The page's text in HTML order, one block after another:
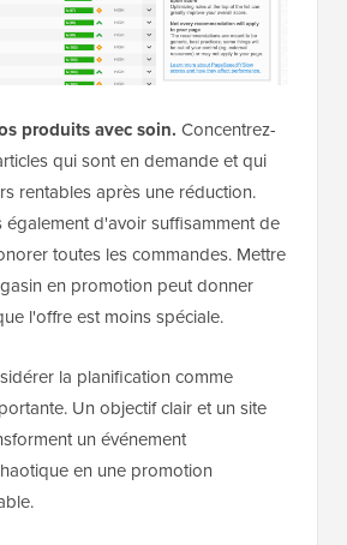
produits avec soin. Concentrez-
qui sont en demande et qui
rentables après une réduction.
également d'avoir suffisamment de
toutes les commandes. Mettre
en promotion peut donner
l'offre est moins spéciale.
la planification comme
Un objectif clair et un site
un événement
en une promotion